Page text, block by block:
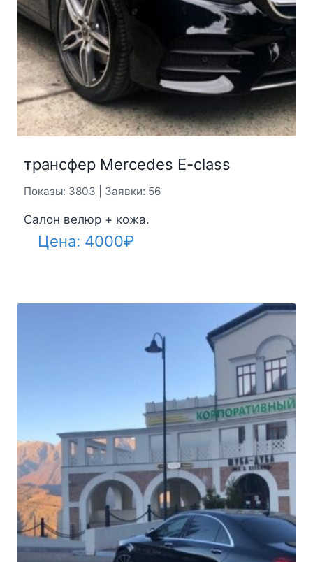
трансфер Mercedes E-class
Показы: 3803 | Заявки: 56
Салон велюр + кожа.
Цена: 4000₽